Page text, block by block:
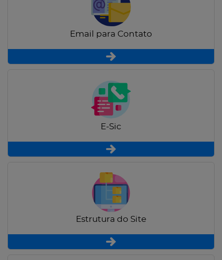
Email para Contato
E-Sic
Estrutura do Site